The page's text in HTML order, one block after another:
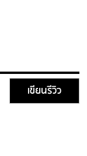
เขียนรีวิว